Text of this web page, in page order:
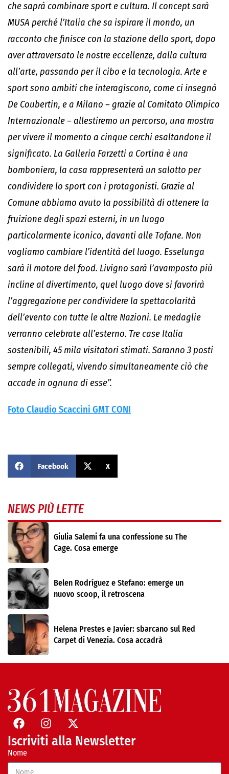
che saprà combinare sport e cultura. Il concept sarà
MUSA perché l’Italia che sa ispirare il mondo, un
racconto che finisce con la stazione dello sport, dopo
aver attraversato le nostre eccellenze, dalla cultura
all’arte, passando per il cibo e la tecnologia. Arte e
sport sono ambiti che interagiscono, come ci insegnò
De Coubertin, e a Milano – grazie al Comitato Olimpico
Internazionale – allestiremo un percorso, una mostra
per vivere il momento a cinque cerchi esaltandone il
significato. La Galleria Farzetti a Cortina è una
bomboniera, la casa rappresenterà un salotto per
condividere lo sport con i protagonisti. Grazie al
Comune abbiamo avuto la possibilità di ottenere la
fruizione degli spazi esterni, in un luogo
particolarmente iconico, davanti alle Tofane. Non
vogliamo cambiare l’identità del luogo. Esselunga
sarà il motore del food. Livigno sarà l’avamposto più
incline al divertimento, quel luogo dove si favorirà
l’aggregazione per condividere la spettacolarità
dell’evento con tutte le altre Nazioni. Le medaglie
verranno celebrate all’esterno. Tre case Italia
sostenibili, 45 mila visitatori stimati. Saranno 3 posti
sempre collegati, vivendo simultaneamente ciò che
accade in ognuna di esse”.
Foto Claudio Scaccini GMT CONI
Facebook X
NEWS PIÙ LETTE
Giulia Salemi fa una confessione su The
Cage. Cosa emerge
Belen Rodríguez e Stefano: emerge un
nuovo scoop, il retroscena
Helena Prestes e Javier: sbarcano sul Red
Carpet di Venezia. Cosa accadrà
Iscriviti alla Newsletter
Nome